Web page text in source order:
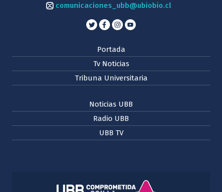
comunicaciones_ubb@ubiobio.cl
Portada
Tv Noticias
Tribuna Universitaria
Noticias UBB
Radio UBB
UBB TV